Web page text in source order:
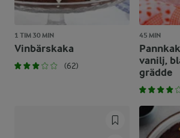
1 TIM 30 MIN
Vinbärskaka
(62)
45 MIN
vanilj,
grädde